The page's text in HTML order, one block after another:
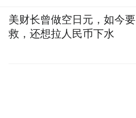
美财长曾做空日元，如今要
救，还想拉人民币下水